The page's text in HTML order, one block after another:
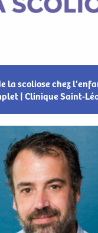
la scoliose chez
| Clinique Saint-